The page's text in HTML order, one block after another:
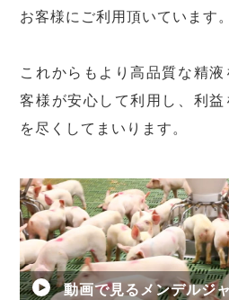
お客様にご利用頂いています。
これからもより高品質な精
客様が安心して利用し、利
を尽くしてまいります。
動画で見るメンデルジ